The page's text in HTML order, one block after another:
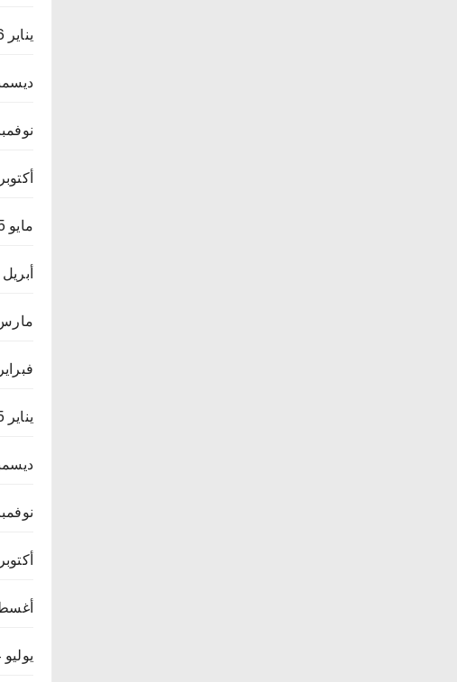
يناير 2026
ديسمبر
نوفمبر
أكتوبر 2025
مايو 2025
أبريل
مارس
فبراير 2025
يناير 2025
ديسمبر
نوفمبر
أكتوبر 2024
أغسطس
يوليو 2024